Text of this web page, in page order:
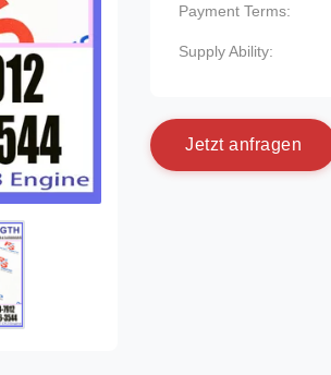
Payment Terms:
Supply Ability:
Jetzt anfragen